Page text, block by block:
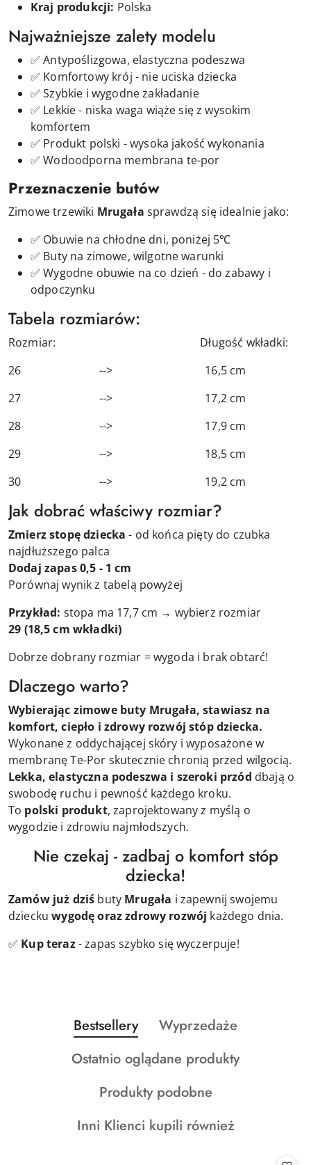
Kraj produkcji: Polska
Najważniejsze zalety modelu
✅ Antypoślizgowa, elastyczna podeszwa
✅ Komfortowy krój - nie uciska dziecka
✅ Szybkie i wygodne zakładanie
✅ Lekkie - niska waga wiąże się z wysokim
komfortem
✅ Produkt polski - wysoka jakość wykonania
✅ Wodoodporna membrana te-por
Przeznaczenie butów
Zimowe trzewiki Mrugała sprawdzą się idealnie jako:
✅ Obuwie na chłodne dni, poniżej 5℃
✅ Buty na zimowe, wilgotne warunki
✅ Wygodne obuwie na co dzień - do zabawy i
odpoczynku
Tabela rozmiarów:
Rozmiar: Długość wkładki:
26 --> 16,5 cm
27 --> 17,2 cm
28 --> 17,9 cm
29 --> 18,5 cm
30 --> 19,2 cm
Jak dobrać właściwy rozmiar?
Zmierz stopę dziecka - od końca pięty do czubka
najdłuższego palca
Dodaj zapas 0,5 - 1 cm
Porównaj wynik z tabelą powyżej
Przykład: stopa ma 17,7 cm → wybierz rozmiar
29 (18,5 cm wkładki)
Dobrze dobrany rozmiar = wygoda i brak obtarć!
Dlaczego warto?
Wybierając zimowe buty Mrugała, stawiasz na
komfort, ciepło i zdrowy rozwój stóp dziecka.
Wykonane z oddychającej skóry i wyposażone w
membranę Te-Por skutecznie chronią przed wilgocią.
Lekka, elastyczna podeszwa i szeroki przód dbają o
swobodę ruchu i pewność każdego kroku.
To polski produkt, zaprojektowany z myślą o
wygodzie i zdrowiu najmłodszych.
Nie czekaj - zadbaj o komfort stóp
dziecka!
Zamów już dziś buty Mrugała i zapewnij swojemu
dzieckuwygodę oraz zdrowy rozwój każdego dnia.
✅ Kup teraz- zapas szybko się wyczerpuje!
Pomiń karuzelę produktów
Produkty
o
statusie:
Bestsellery
Produkty
statusie:
Wyprzedaże
Produkty
statusie:
Ostatnio oglądane produkty
Produkty
statusie:
Produkty podobne
Produkty
Inni Klienci kupili również